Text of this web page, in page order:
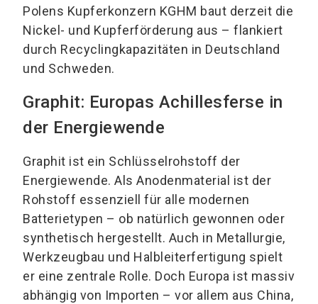
Polens Kupferkonzern KGHM baut derzeit die
Nickel- und Kupferförderung aus – flankiert
durch Recyclingkapazitäten in Deutschland
und Schweden.
Graphit: Europas Achillesferse in
der Energiewende
Graphit ist ein Schlüsselrohstoff der
Energiewende. Als Anodenmaterial ist der
Rohstoff essenziell für alle modernen
Batterietypen – ob natürlich gewonnen oder
synthetisch hergestellt. Auch in Metallurgie,
Werkzeugbau und Halbleiterfertigung spielt
er eine zentrale Rolle. Doch Europa ist massiv
abhängig von Importen – vor allem aus China,